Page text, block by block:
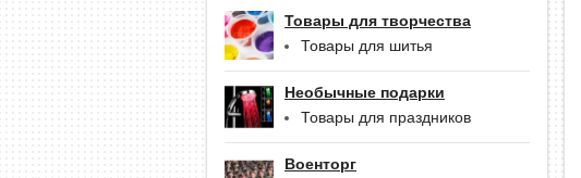
Товары для творчества
Товары для шитья
Необычные подарки
Товары для праздников
Военторг